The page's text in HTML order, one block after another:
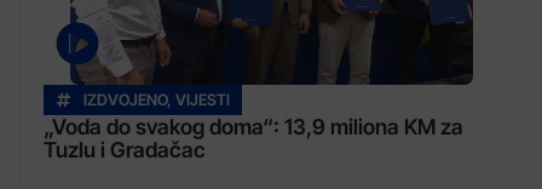
IZDVOJENO, VIJESTI
„Voda do svakog doma“: 13,9 miliona KM za
Tuzlu i Gradačac